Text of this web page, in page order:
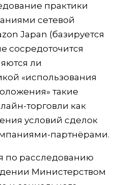
практики
сетевой
Japan (базируется
сосредоточится
ли
«использования
такие
торговли как
условий сделок
партнёрами.
по расследованию
Министерством